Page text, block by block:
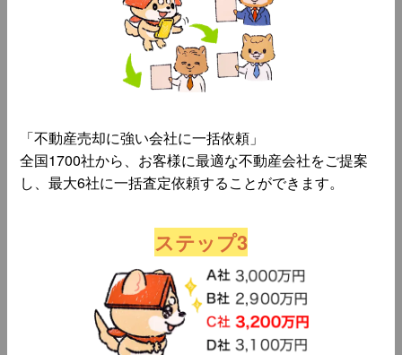
「不動産売却に強い会社に一括依頼」
全国1700社から、お客様に最適な不動産会社をご提案
し、最大6社に一括査定依頼することができます。
ステップ3